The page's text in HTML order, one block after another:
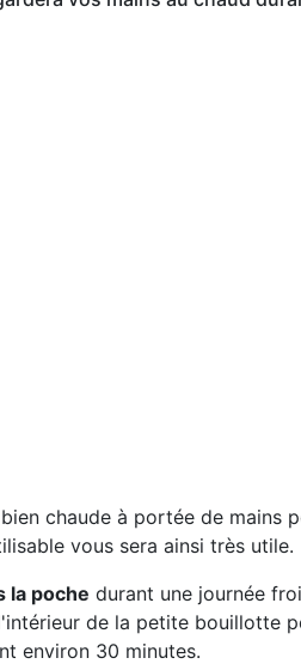
chaude à portée de mains
vous sera ainsi très utile.
la poche durant une journée
de la petite bouillotte
environ 30 minutes.